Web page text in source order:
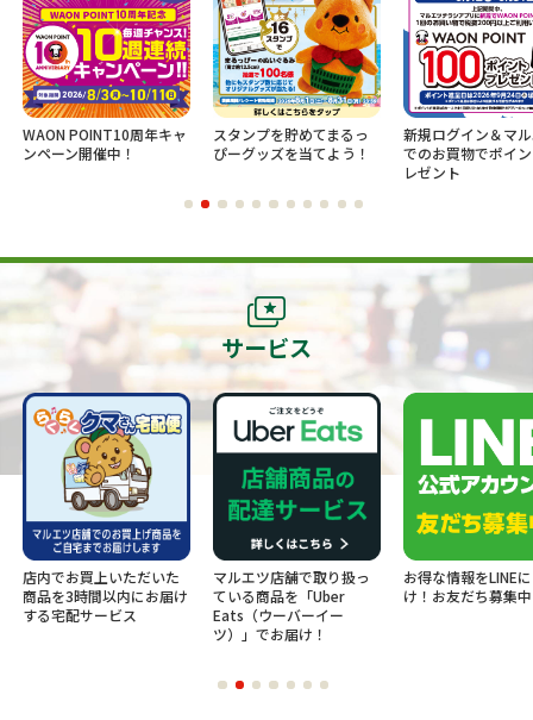
WAON POINT10周年キャ
ンペーン開催中！
スタンプを貯めてまるっ
ぴーグッズを当てよう！
新規ログイン＆マ
でのお買物でポイ
レゼント
サービス
店内でお買上いただいた
商品を3時間以内にお届け
する宅配サービス
マルエツ店舗で取り扱っ
ている商品を「Uber
Eats（ウーバーイー
ツ）」でお届け！
お得な情報をLINE
け！お友だち募集